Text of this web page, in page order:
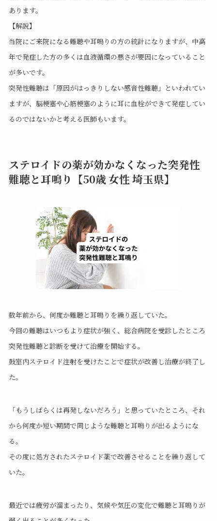
あります。
【解説】
当院にご来院になる難聴や耳鳴りの方の統計になりますが、中高
年で発症した方の多くは血液循環の悪さが要因になっていること
が多いです。
突発性難聴は「原因がはっきりしない感音性難聴」といわれてい
ますが、脳梗塞や心筋梗塞のように耳に血栓ができて発症してい
るのではないかと考える医師もいます。
ステロイドの薬が効かなくなった突発性
難聴と耳鳴り【50歳 女性 埼玉県】
数年前から、何度か難聴と耳鳴りを繰り返していた。
今回の難聴はいつもより症状が強く、総合病院を受診したところ
突発性難聴と診断を受けて治療を開始する。
鼓室内ステロイド注射を受けたことで症状が改善し治療が終了し
た。
「もうしばらくは再発しないだろう」と思っていたところ、それ
から何度か短い期間で同じような難聴と耳鳴りが出るようにな
る。
その度に処方されたステロイド薬で改善させることを繰り返して
いた。
最近では疲労が溜まったり、気候や気圧の変化で難聴と耳鳴りが